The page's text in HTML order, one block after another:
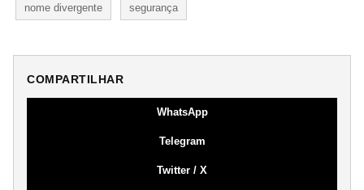
nome divergente segurança
COMPARTILHAR
WhatsApp
Telegram
Twitter / X